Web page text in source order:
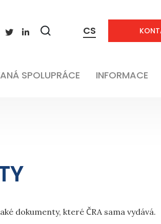
Zobrazit
CS
SPOLUPRÁCE INFORMACE
dokumenty, které ČRA sama vydává.